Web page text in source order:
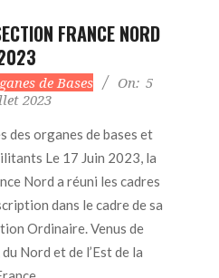
FRANCE NORD
de Bases On: 5
2023
des organes de bases et
Le 17 Juin 2023, la
Nord a réuni les cadres
dans le cadre de sa
Ordinaire. Venus de
Nord et de l’Est de la